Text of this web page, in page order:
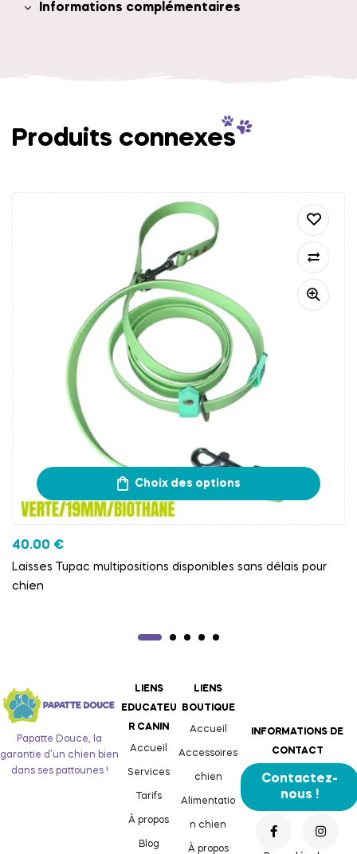
Informations complémentaires
Produits connexes
Choix des options
40.00 €
Laisses Tupac multipositions disponibles sans délais pour
chien
Papatte Douce, la
garantie d’un chien bien
dans ses pattounes !
LIENS
EDUCATEU
R CANIN
Accueil
Services
Tarifs
À propos
Blog
LIENS
BOUTIQUE
Accueil
Accessoires
chien
Alimentatio
n chien
À propos
INFORMATIONS DE
CONTACT
Contactez-
nous !